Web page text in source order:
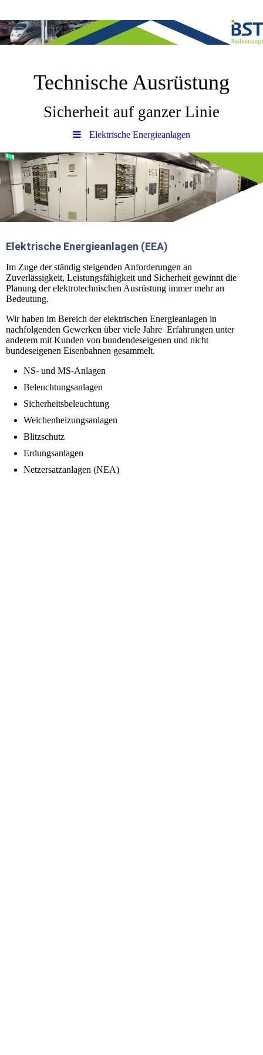
Technische Ausrüstung
Sicherheit auf ganzer Linie
Elektrische Energieanlagen
Elektrische Energieanlagen (EEA)
Im Zuge der ständig steigenden Anforderungen an
Zuverlässigkeit, Leistungsfähigkeit und Sicherheit gewinnt die
Planung der elektrotechnischen Ausrüstung immer mehr an
Bedeutung.
Wir haben im Bereich der elektrischen Energieanlagen in
nachfolgenden Gewerken über viele Jahre Erfahrungen unter
anderem mit Kunden von bundendeseigenen und nicht
bundeseigenen Eisenbahnen gesammelt.
NS- und MS-Anlagen
Beleuchtungsanlagen
Sicherheitsbeleuchtung
Weichenheizungsanlagen
Blitzschutz
Erdungsanlagen
Netzersatzanlagen (NEA)